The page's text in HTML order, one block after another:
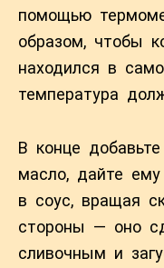
помощью
образом, чтобы
находился в
температура
В конце
масло, дайте
в соус, вращая
стороны — оно
сливочным и